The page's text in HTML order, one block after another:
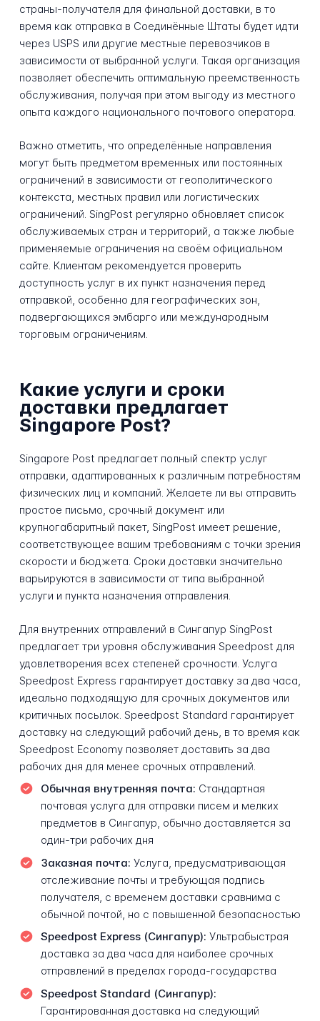
страны-получателя для финальной доставки, в то
время как отправка в Соединённые Штаты будет идти
через USPS или другие местные перевозчиков в
зависимости от выбранной услуги. Такая организация
позволяет обеспечить оптимальную преемственность
обслуживания, получая при этом выгоду из местного
опыта каждого национального почтового оператора.
Важно отметить, что определённые направления
могут быть предметом временных или постоянных
ограничений в зависимости от геополитического
контекста, местных правил или логистических
ограничений. SingPost регулярно обновляет список
обслуживаемых стран и территорий, а также любые
применяемые ограничения на своём официальном
сайте. Клиентам рекомендуется проверить
доступность услуг в их пункт назначения перед
отправкой, особенно для географических зон,
подвергающихся эмбарго или международным
торговым ограничениям.
Какие услуги и сроки
доставки предлагает
Singapore Post?
Singapore Post предлагает полный спектр услуг
отправки, адаптированных к различным потребностям
физических лиц и компаний. Желаете ли вы отправить
простое письмо, срочный документ или
крупногабаритный пакет, SingPost имеет решение,
соответствующее вашим требованиям с точки зрения
скорости и бюджета. Сроки доставки значительно
варьируются в зависимости от типа выбранной
услуги и пункта назначения отправления.
Для внутренних отправлений в Сингапур SingPost
предлагает три уровня обслуживания Speedpost для
удовлетворения всех степеней срочности. Услуга
Speedpost Express гарантирует доставку за два часа,
идеально подходящую для срочных документов или
критичных посылок. Speedpost Standard гарантирует
доставку на следующий рабочий день, в то время как
Speedpost Economy позволяет доставить за два
рабочих дня для менее срочных отправлений.
Обычная внутренняя почта: Стандартная
почтовая услуга для отправки писем и мелких
предметов в Сингапур, обычно доставляется за
один-три рабочих дня
Заказная почта: Услуга, предусматривающая
отслеживание почты и требующая подпись
получателя, с временем доставки сравнима с
обычной почтой, но с повышенной безопасностью
Speedpost Express (Сингапур): Ультрабыстрая
доставка за два часа для наиболее срочных
отправлений в пределах города-государства
Speedpost Standard (Сингапур):
Гарантированная доставка на следующий